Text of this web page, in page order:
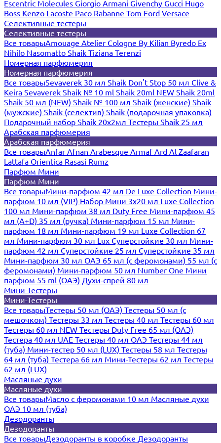
Escentric Molecules Giorgio Armani Givenchy Gucci Hugo
Boss Kenzo Lacoste Paco Rabanne Tom Ford Versace
Селективные тестеры
Селективные тестеры
Все товарыAmouage Atelier Cologne By Kilian Byredo Ex
Nihilo Nasomatto Shaik Tiziana Terenzi
Номерная парфюмерия
Номерная парфюмерия
Все товарыSevaverek 30 мл Shaik Don't Stop 50 мл Clive &
Keira Sevaverek Shaik № 10 ml Shaik 20ml NEW Shaik 20ml
Shaik 50 мл (NEW) Shaik № 100 мл Shaik (женские) Shaik
(мужские) Shaik (селектив) Shaik (подарочная упаковка)
Подарочный набор Shaik 20х2мл Тестеры Shaik 25 мл
Арабская парфюмерия
Арабская парфюмерия
Все товарыAnfar Afnan Arabesque ArmafArd Al Zaafaran
Lattafa Orientica Rasasi Rumz
Парфюм Мини
Парфюм Мини
Все товарыМини-парфюм 42 мл De Luxe Collection Мини-
парфюм 10 мл (VIP) Набор Мини 3x20 мл Luxe Collection
100 мл Мини-парфюм 38 мл Duty Free Мини-парфюм 45
мл (A+D) 35 мл (ручка) Мини-парфюм 15 мл Мини-
парфюм 18 мл Мини-парфюм 19 мл Luxe Collection 67
мл Мини-парфюм 30 мл Lux Суперстойкие 30 мл Мини-
парфюм 42 мл Суперстойкие 25 мл Суперстойкие 35 мл
Мини-парфюм 30 мл ОАЭ 65 мл (с феромонами) 55 мл (с
феромонами) Мини-парфюм 50 мл Number One Мини
парфюм 55 ml (ОАЭ) Духи-спрей 80 мл
Мини-Тестеры
Мини-Тестеры
Все товарыТестеры 50 мл (ОАЭ) Тестеры 50 мл (с
мешочком) Тестеры 33 мл Тестеры 40 мл Тестеры 60 мл
Тестеры 60 мл NEW Тестеры Duty Free 65 мл (ОАЭ)
Тестера 40 мл UAE Тестеры 40 мл ОАЭ Тестеры 44 мл
(туба) Мини-тестер 50 мл (LUX) Тестеры 58 мл Тестеры
64 мл (туба) Тестера 66 мл Мини-Тестеры 62 мл Тестеры
62 мл (LUX)
Масляные духи
Масляные духи
Все товарыМасло с феромонами 10 мл Масляные духи
ОАЭ 10 мл (туба)
Дезодоранты
Дезодоранты
Все товарыДезодоранты в коробке Дезодоранты